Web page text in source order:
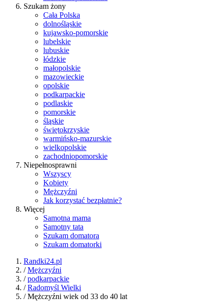
Szukam żony
Cała Polska
dolnośląskie
kujawsko-pomorskie
lubelskie
lubuskie
łódzkie
małopolskie
mazowieckie
opolskie
podkarpackie
podlaskie
pomorskie
śląskie
świętokrzyskie
warmińsko-mazurskie
wielkopolskie
zachodniopomorskie
Niepełnosprawni
Wszyscy
Kobiety
Mężczyźni
Jak korzystać bezpłatnie?
Więcej
Samotna mama
Samotny tata
Szukam domatora
Szukam domatorki
Randki24.pl
/Mężczyźni
/podkarpackie
/Radomyśl Wielki
/ Mężczyźni wiek od 33 do 40 lat